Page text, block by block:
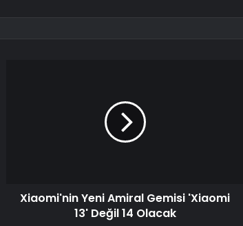
Xiaomi'nin Yeni Amiral Gemisi 'Xiaomi
13' Değil 14 Olacak